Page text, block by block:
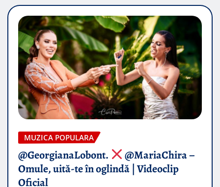
MUZICA POPULARA
@GeorgianaLobont.
@MariaChira –
Omule, uită-te în oglindă | Videoclip
Oficial